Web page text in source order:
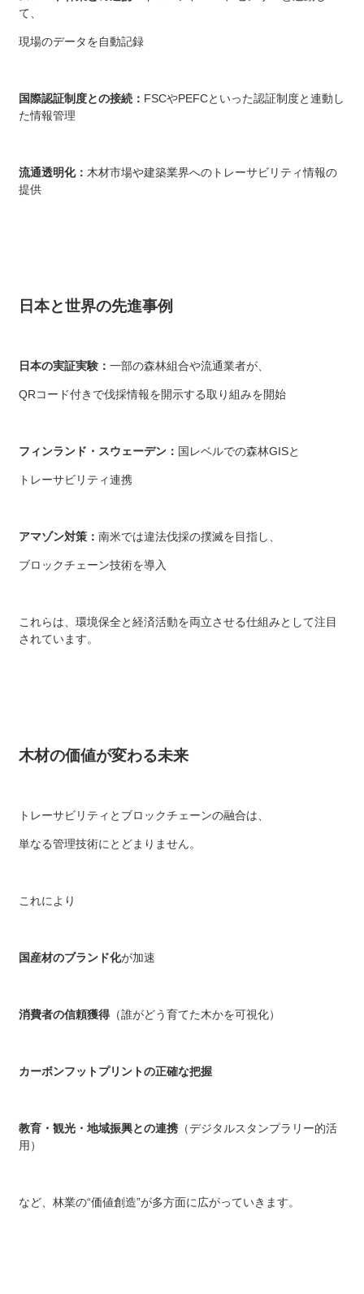
て、
現場のデータを自動記録
国際認証制度との接続： FSCやPEFCといった認証制度と連動し
た情報管理
流通透明化： 木材市場や建築業界へのトレーサビリティ情報の
提供
日本と世界の先進事例
日本の実証実験： 一部の森林組合や流通業者が、
QRコード付きで伐採情報を開示する取り組みを開始
フィンランド・スウェーデン： 国レベルでの森林GISと
トレーサビリティ連携
アマゾン対策： 南米では違法伐採の撲滅を目指し、
ブロックチェーン技術を導入
これらは、環境保全と経済活動を両立させる仕組みとして注目
されています。
木材の価値が変わる未来
トレーサビリティとブロックチェーンの融合は、
単なる管理技術にとどまりません。
これにより
国産材のブランド化が加速
消費者の信頼獲得（誰がどう育てた木かを可視化）
カーボンフットプリントの正確な把握
教育・観光・地域振興との連携（デジタルスタンプラリー的活
用）
など、林業の“価値創造”が多方面に広がっていきます。